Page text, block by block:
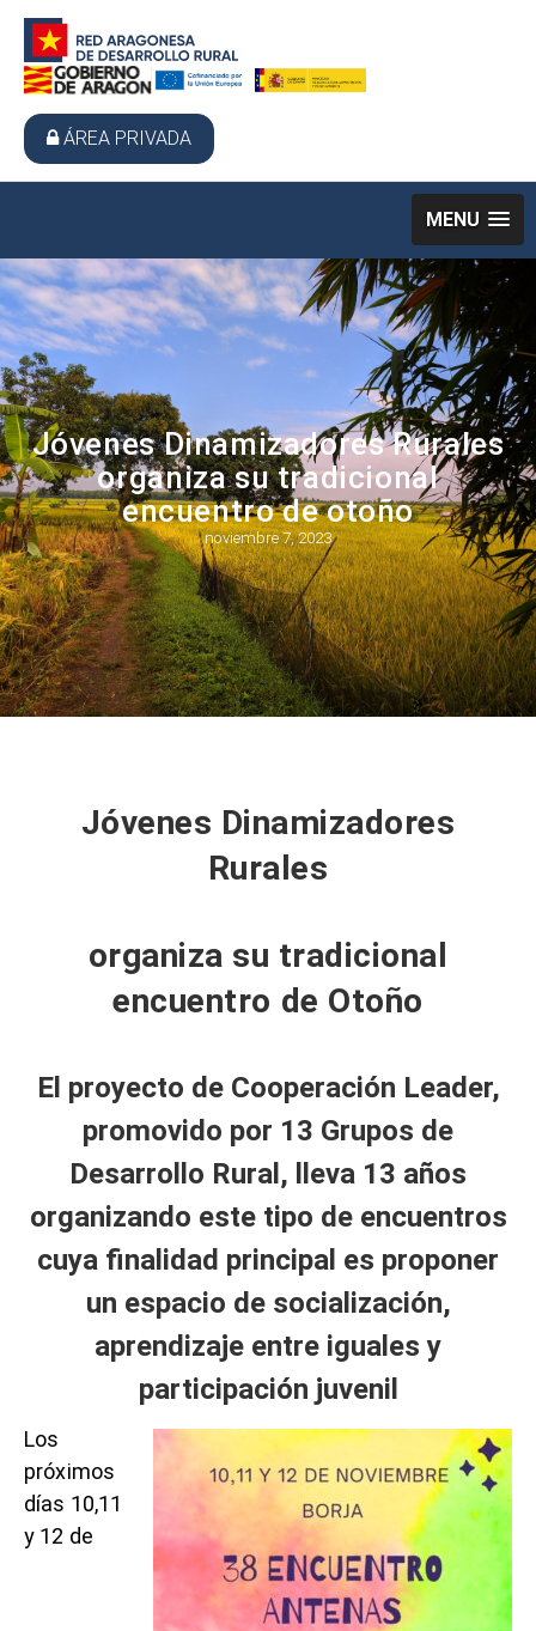
ÁREA PRIVADA
MENU
Jóvenes Dinamizadores Rurales
organiza su tradicional
encuentro de otoño
noviembre 7, 2023
Jóvenes Dinamizadores
Rurales
organiza su tradicional
encuentro de Otoño
El proyecto de Cooperación Leader,
promovido por 13 Grupos de
Desarrollo Rural, lleva 13 años
organizando este tipo de encuentros
cuya finalidad principal es proponer
un espacio de socialización,
aprendizaje entre iguales y
participación juvenil
Los
próximos
días 10,11
y 12 de